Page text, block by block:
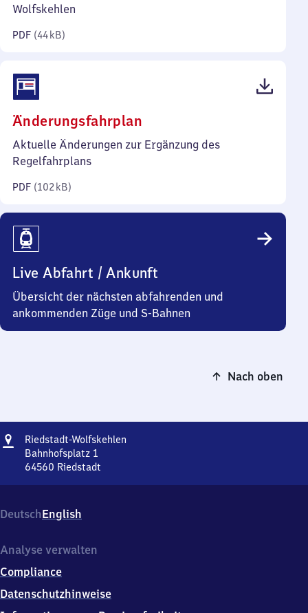
Wolfskehlen
PDF (44 kB)
Änderungsfahrplan
102
Aktuelle Änderungen zur Ergänzung des
Regelfahrplans
PDF (102 kB)
Live Abfahrt / Ankunft
Übersicht der nächsten abfahrenden und
ankommenden Züge und S-Bahnen
Nach oben
Adresse
Riedstadt-Wolfskehlen
Bahnhofsplatz 1
64560 Riedstadt
Bahnhofsplatz
1,
4
6
0
DeutschEnglish
Analyse verwalten
Compliance
Datenschutzhinweise